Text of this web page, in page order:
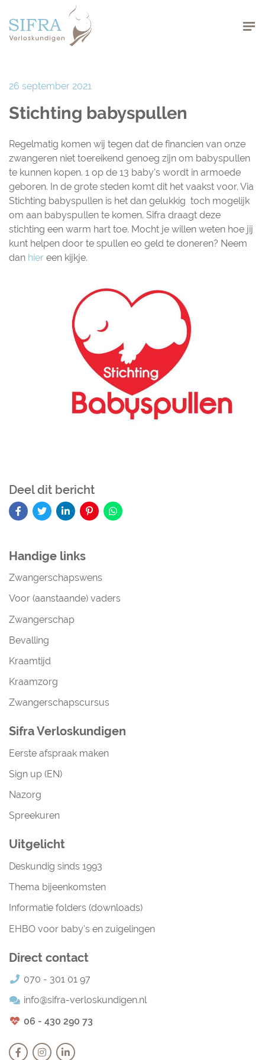
26 september 2021
Stichting babyspullen
Regelmatig komen wij tegen dat de financien van onze
zwangeren niet toereikend genoeg zijn om babyspullen
te kunnen kopen. 1 op de 13 baby's wordt in armoede
geboren. In de grote steden komt dit het vaakst voor. Via
Stichting babyspullen is het dan gelukkig toch mogelijk
om aan babyspullen te komen. Sifra draagt deze
stichting een warm hart toe. Mocht je willen weten hoe jij
kunt helpen door te spullen eo geld te doneren? Neem
dan hier een kijkje.
Deel dit bericht
Handige links
Zwangerschapswens
Voor (aanstaande) vaders
Zwangerschap
Bevalling
Kraamtijd
Kraamzorg
Zwangerschapscursus
Sifra Verloskundigen
Eerste afspraak maken
Sign up (EN)
Nazorg
Spreekuren
Uitgelicht
Deskundig sinds 1993
Thema bijeenkomsten
Informatie folders (downloads)
EHBO voor baby's en zuigelingen
Direct contact
070 - 301 01 97
info@sifra-verloskundigen.nl
06 - 430 290 73